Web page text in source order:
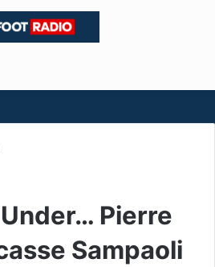
Pierre
Sampaoli